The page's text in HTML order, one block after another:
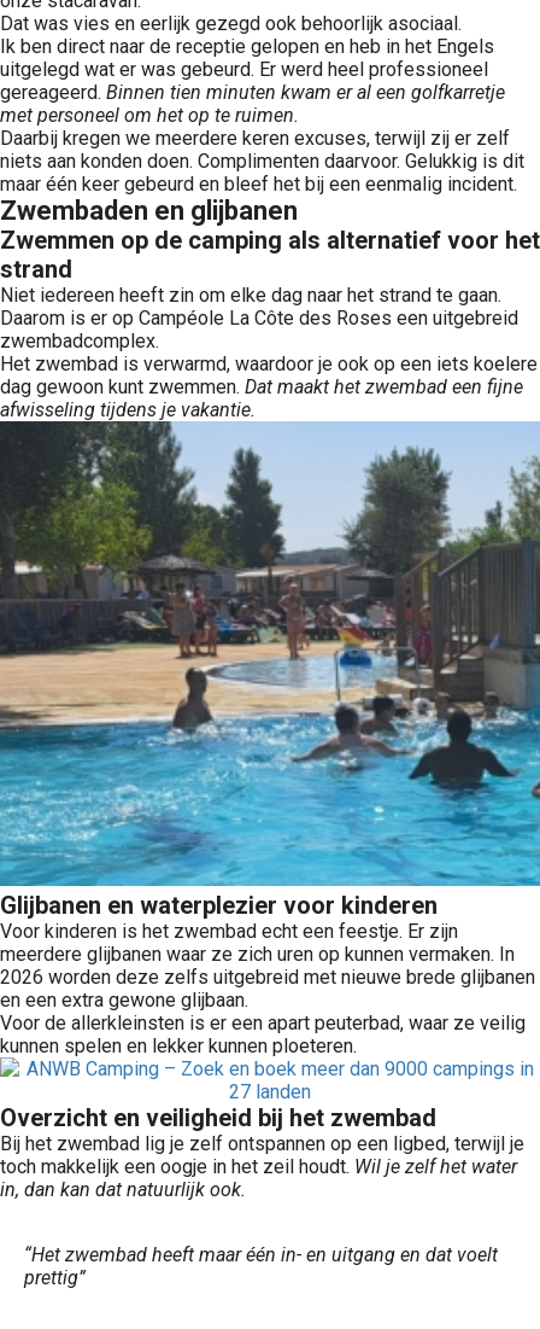
Dat was vies en eerlijk gezegd ook behoorlijk asociaal.
Ik ben direct naar de receptie gelopen en heb in het Engels
uitgelegd wat er was gebeurd. Er werd heel professioneel
gereageerd. Binnen tien minuten kwam er al een golfkarretje
met personeel om het op te ruimen.
Daarbij kregen we meerdere keren excuses, terwijl zij er zelf
niets aan konden doen. Complimenten daarvoor. Gelukkig is dit
maar één keer gebeurd en bleef het bij een eenmalig incident.
Zwembaden en glijbanen
Zwemmen op de camping als alternatief voor het
strand
Niet iedereen heeft zin om elke dag naar het strand te gaan.
Daarom is er op Campéole La Côte des Roses een uitgebreid
zwembadcomplex.
Het zwembad is verwarmd, waardoor je ook op een iets koelere
dag gewoon kunt zwemmen. Dat maakt het zwembad een fijne
afwisseling tijdens je vakantie.
Glijbanen en waterplezier voor kinderen
Voor kinderen is het zwembad echt een feestje. Er zijn
meerdere glijbanen waar ze zich uren op kunnen vermaken. In
2026 worden deze zelfs uitgebreid met nieuwe brede glijbanen
en een extra gewone glijbaan.
Voor de allerkleinsten is er een apart peuterbad, waar ze veilig
kunnen spelen en lekker kunnen ploeteren.
Overzicht en veiligheid bij het zwembad
Bij het zwembad lig je zelf ontspannen op een ligbed, terwijl je
toch makkelijk een oogje in het zeil houdt. Wil je zelf het water
in, dan kan dat natuurlijk ook.
“Het zwembad heeft maar één in- en uitgang en dat voelt
prettig”